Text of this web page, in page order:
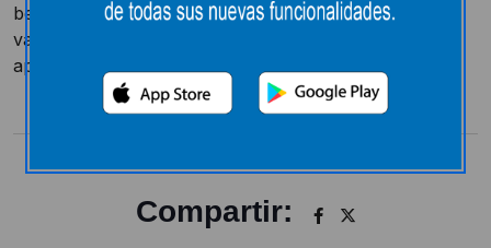
bebés. Ya que desde E.Leclerc León aplaudimos y
valoramos todo el trabajo que llevan a cabo y
apostamos porque los niños son el futuro.
Compartir: